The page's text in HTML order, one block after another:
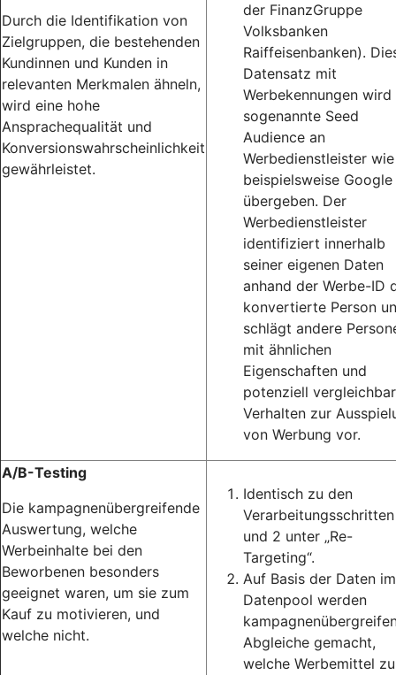
Durch die Identifikation von
Zielgruppen, die bestehenden
Kundinnen und Kunden in
relevanten Merkmalen ähneln,
wird eine hohe
Ansprachequalität und
Konversionswahrscheinlichkeit
gewährleistet.
der FinanzGruppe
Volksbanken
Raiffeisenbanken).
Datensatz mit
Werbekennungen wird
sogenannte Seed
Audience an
Werbedienstleister wie
beispielsweise Google
übergeben. Der
Werbedienstleister
identifiziert innerhalb
seiner eigenen Daten
anhand der Werbe-ID
konvertierte Person
schlägt andere
mit ähnlichen
Eigenschaften und
potenziell
Verhalten zur
von Werbung vor.
A/B-Testing
Die kampagnenübergreifende
Auswertung, welche
Werbeinhalte bei den
Beworbenen besonders
geeignet waren, um sie zum
Kauf zu motivieren, und
welche nicht.
Identisch zu den
Verarbeitungsschritten
und 2 unter „Re-
Targeting“.
Auf Basis der Daten im
Datenpool werden
Abgleiche gemacht,
welche Werbemittel zu